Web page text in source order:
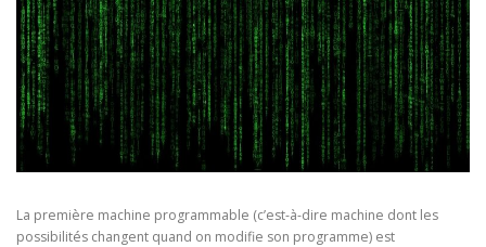
La première machine programmable (c’est-à-dire machine dont les
possibilités changent quand on modifie son programme) est